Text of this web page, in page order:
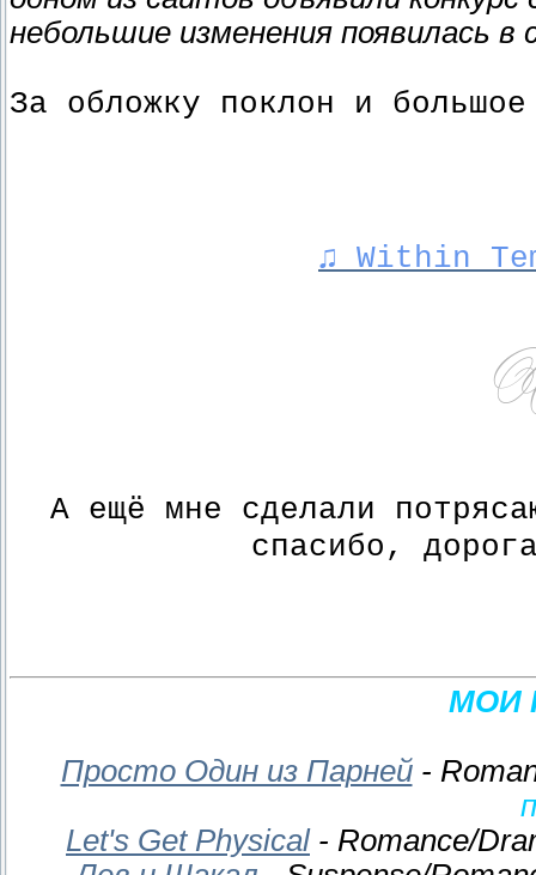
небольшие изменения появилась в
За обложку поклон и
♫ Within
А ещё мне сделали
спасибо,
МОИ
Просто Один из Парней-
Let's Get Physical- Romance/